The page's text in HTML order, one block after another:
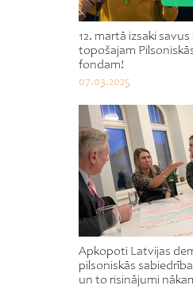
12. martā izsaki
topošajam
fondam!
07.03.2025
Apkopoti Latvijas
pilsoniskās
un to risinājumi